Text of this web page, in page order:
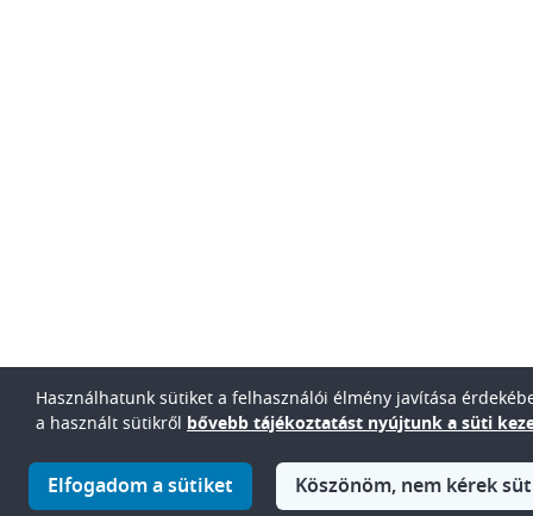
Használhatunk sütiket a felhasználói élmény javítása
a használt sütikről bővebb tájékoztatást nyújtunk a süti
Elfogadom a sütiket Köszönöm, nem kérek
IMAGE